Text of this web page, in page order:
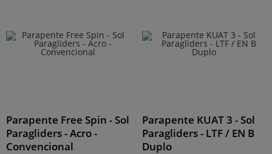
Parapente Free Spin - Sol
Paragliders - Acro -
Convencional
Parapente KUAT 3 - Sol
Paragliders - LTF / EN B
Duplo